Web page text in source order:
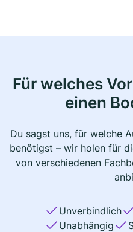
Für welches
einen
Du sagst uns, für welche
benötigst – wir holen für
von verschiedenen
Unverbindlich
Unabhängig